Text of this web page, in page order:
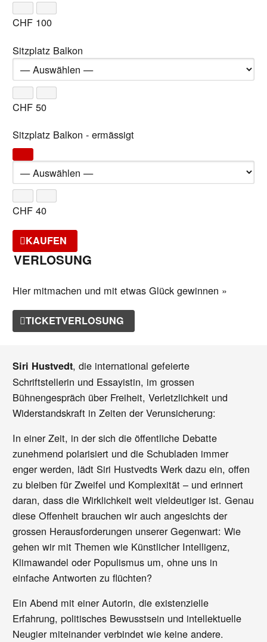
CHF 100
Sitzplatz Balkon
CHF 50
Sitzplatz Balkon - ermässigt
CHF 40
KAUFEN
VERLOSUNG
Hier mitmachen und mit etwas Glück gewinnen »
TICKETVERLOSUNG
Siri Hustvedt, die international gefeierte
Schriftstellerin und Essayistin, im grossen
Bühnengespräch über Freiheit, Verletzlichkeit und
Widerstandskraft in Zeiten der Verunsicherung:
In einer Zeit, in der sich die öffentliche Debatte
zunehmend polarisiert und die Schubladen immer
enger werden, lädt Siri Hustvedts Werk dazu ein, offen
zu bleiben für Zweifel und Komplexität – und erinnert
daran, dass die Wirklichkeit weit vieldeutiger ist. Genau
diese Offenheit brauchen wir auch angesichts der
grossen Herausforderungen unserer Gegenwart: Wie
gehen wir mit Themen wie Künstlicher Intelligenz,
Klimawandel oder Populismus um, ohne uns in
einfache Antworten zu flüchten?
Ein Abend mit einer Autorin, die existenzielle
Erfahrung, politisches Bewusstsein und intellektuelle
Neugier miteinander verbindet wie keine andere.